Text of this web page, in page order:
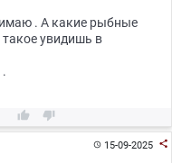
. А какие рыбные
такое увидишь в
 
15-09-2025 